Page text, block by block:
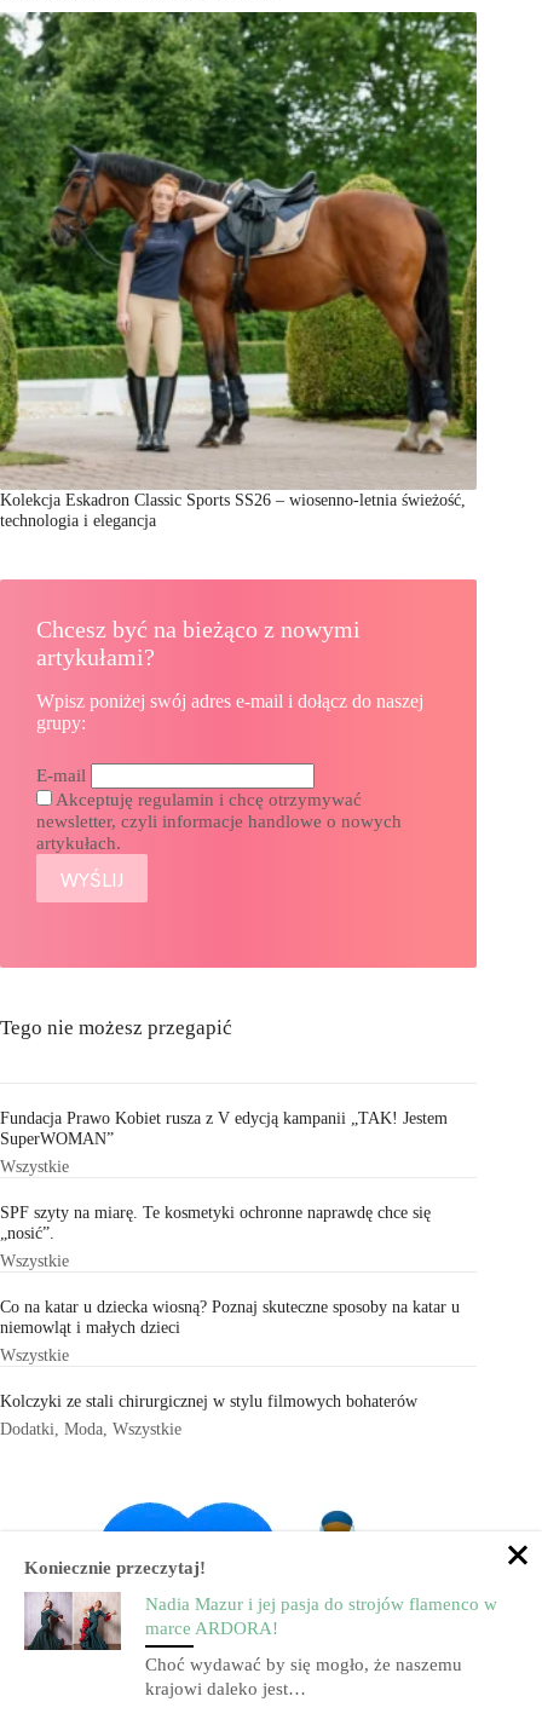
Kolekcja Eskadron Classic Sports SS26 – wiosenno-letnia świeżość,
technologia i elegancja
Chcesz być na bieżąco z nowymi
artykułami?
Wpisz poniżej swój adres e-mail i dołącz do naszej
grupy:
E-mail
Akceptuję regulamin i chcę otrzymywać
newsletter, czyli informacje handlowe o nowych
artykułach.
Tego nie możesz przegapić
Fundacja Prawo Kobiet rusza z V edycją kampanii „TAK! Jestem
SuperWOMAN”
Wszystkie
SPF szyty na miarę. Te kosmetyki ochronne naprawdę chce się
„nosić”.
Wszystkie
Co na katar u dziecka wiosną? Poznaj skuteczne sposoby na katar u
niemowląt i małych dzieci
Wszystkie
Kolczyki ze stali chirurgicznej w stylu filmowych bohaterów
Dodatki, Moda, Wszystkie
Koniecznie przeczytaj!
Nadia Mazur i jej pasja do strojów flamenco w
marce ARDORA!
Choć wydawać by się mogło, że naszemu
krajowi daleko jest…